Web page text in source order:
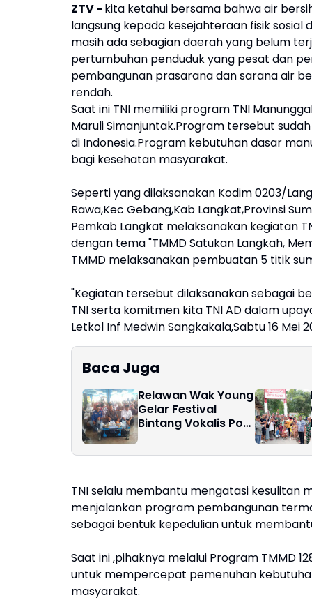
ZTV - kita ketahui bersama bahwa air
langsung kepada kesejahteraan fisik
masih ada sebagian daerah yang belum
pertumbuhan penduduk yang pesat dan
pembangunan prasarana dan sarana air
rendah.
Saat ini TNI memiliki program TNI
Maruli Simanjuntak.Program tersebut
di Indonesia.Program kebutuhan dasar
bagi kesehatan masyarakat.
Seperti yang dilaksanakan Kodim 0203/
Rawa,Kec Gebang,Kab Langkat,Provinsi
Pemkab Langkat melaksanakan kegiatan
dengan tema "TMMD Satukan Langkah,
TMMD melaksanakan pembuatan 5 titik
"Kegiatan tersebut dilaksanakan sebagai
TNI serta komitmen kita TNI AD dalam
Letkol Inf Medwin Sangkakala,Sabtu 16 Mei
Baca Juga
Relawan Wak Young
Gelar Festival
Bintang Vokalis Pop
TNI selalu membantu mengatasi kesulitan
menjalankan program pembangunan
sebagai bentuk kepedulian untuk
Saat ini ,pihaknya melalui Program TMMD
untuk mempercepat pemenuhan
masyarakat.